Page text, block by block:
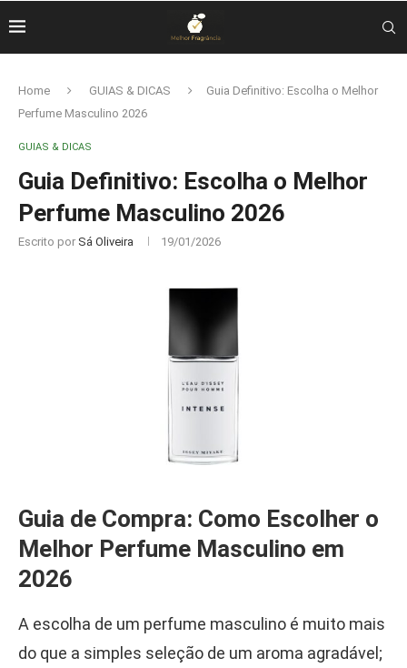
Home GUIAS & DICAS
Guia Definitivo: Escolha o Melhor
Perfume Masculino 2026
GUIAS & DICAS
Guia Definitivo: Escolha o Melhor
Perfume Masculino 2026
Escrito por Sá Oliveira 19/01/2026
Guia de Compra: Como Escolher o
Melhor Perfume Masculino em
2026
A escolha de um perfume masculino é muito mais
do que a simples seleção de um aroma agradável;